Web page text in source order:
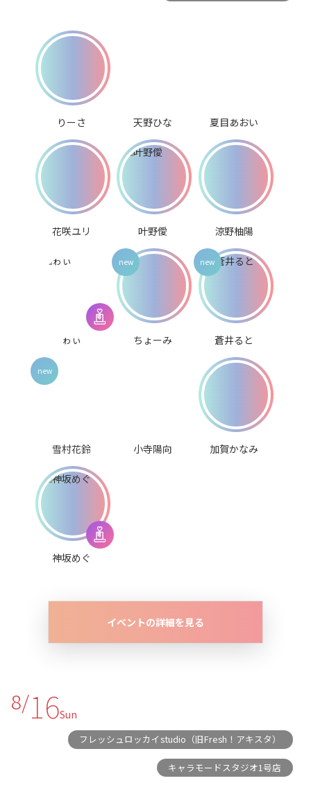
りーさ 天野ひな 夏目あおい
花咲ユリ 叶野僾 涼野柚陽
ゎぃ ちょーみ 蒼井ると
雪村花鈴 小寺陽向 加賀かなみ
神坂めぐ
イベントの詳細を見る
8/16Sun
フレッシュロッカイstudio（旧Fresh！アキスタ）
キャラモードスタジオ1号店